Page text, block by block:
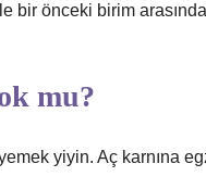
önceki birim
mu?
yiyin. Aç karnına